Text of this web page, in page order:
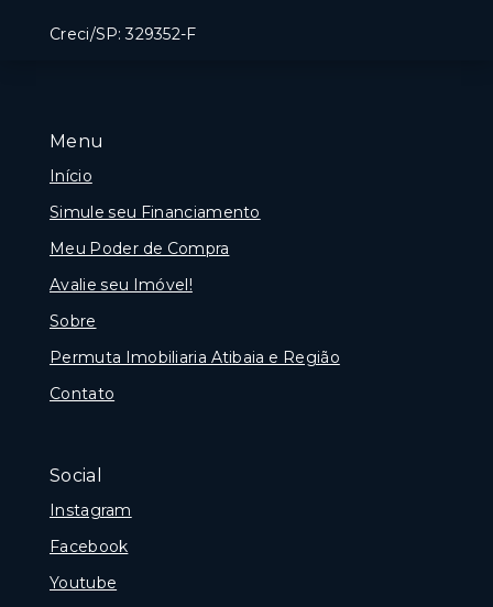
Menu
Início
Simule seu Financiamento
Meu Poder de Compra
Avalie seu Imóvel!
Sobre
Permuta Imobiliaria Atibaia e Região
Contato
Social
Instagram
Facebook
Youtube
Creci/SP: 329352-F